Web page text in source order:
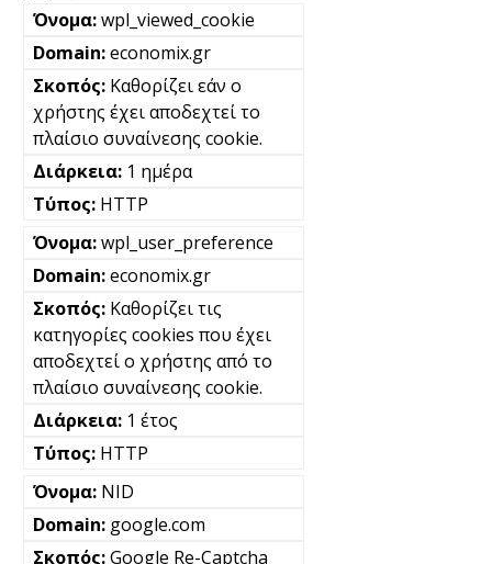
wpl_viewed_cookie
economix.gr
Καθορίζει εάν ο
χρήστης έχει αποδεχτεί το
πλαίσιο συναίνεσης cookie.
1 ημέρα
HTTP
wpl_user_preference
economix.gr
Καθορίζει τις
κατηγορίες cookies που έχει
αποδεχτεί ο χρήστης από το
πλαίσιο συναίνεσης cookie.
1 έτος
HTTP
NID
google.com
Google Re-Captcha